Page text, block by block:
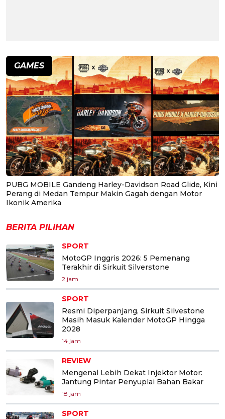
GAMES
PUBG MOBILE Gandeng Harley-Davidson Road Glide, Kini
Perang di Medan Tempur Makin Gagah dengan Motor
Ikonik Amerika
BERITA PILIHAN
SPORT
MotoGP Inggris 2026: 5 Pemenang
Terakhir di Sirkuit Silverstone
2 jam
SPORT
Resmi Diperpanjang, Sirkuit Silvestone
Masih Masuk Kalender MotoGP Hingga
2028
14 jam
REVIEW
Mengenal Lebih Dekat Injektor Motor:
Jantung Pintar Penyuplai Bahan Bakar
18 jam
SPORT